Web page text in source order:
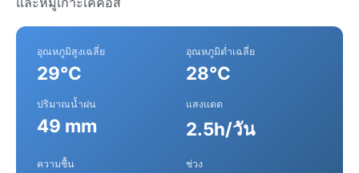
อุณหภูมิสูงเฉลี่ย
29°C
อุณหภูมิต่ำเฉลี่ย
28°C
ปริมาณน้ำฝน
49 mm
แสงแดด
2.5h/วัน
ความชื้น ช่วง